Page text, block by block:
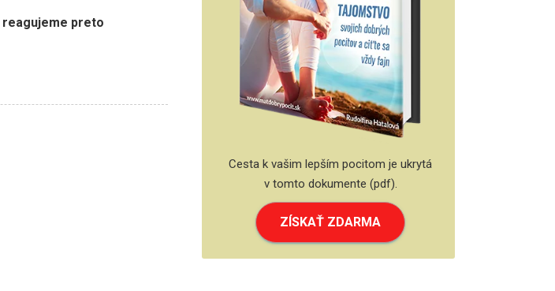
reagujeme preto
Cesta k vašim lepším pocitom je ukrytá
v tomto dokumente (pdf).
ZÍSKAŤ ZDARMA